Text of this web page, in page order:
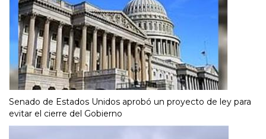
Senado de Estados Unidos aprobó un proyecto de ley para
evitar el cierre del Gobierno